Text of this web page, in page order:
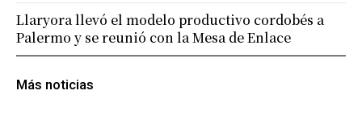
Más noticias
Llaryora llevó el modelo productivo cordobés a
Palermo y se reunió con la Mesa de Enlace